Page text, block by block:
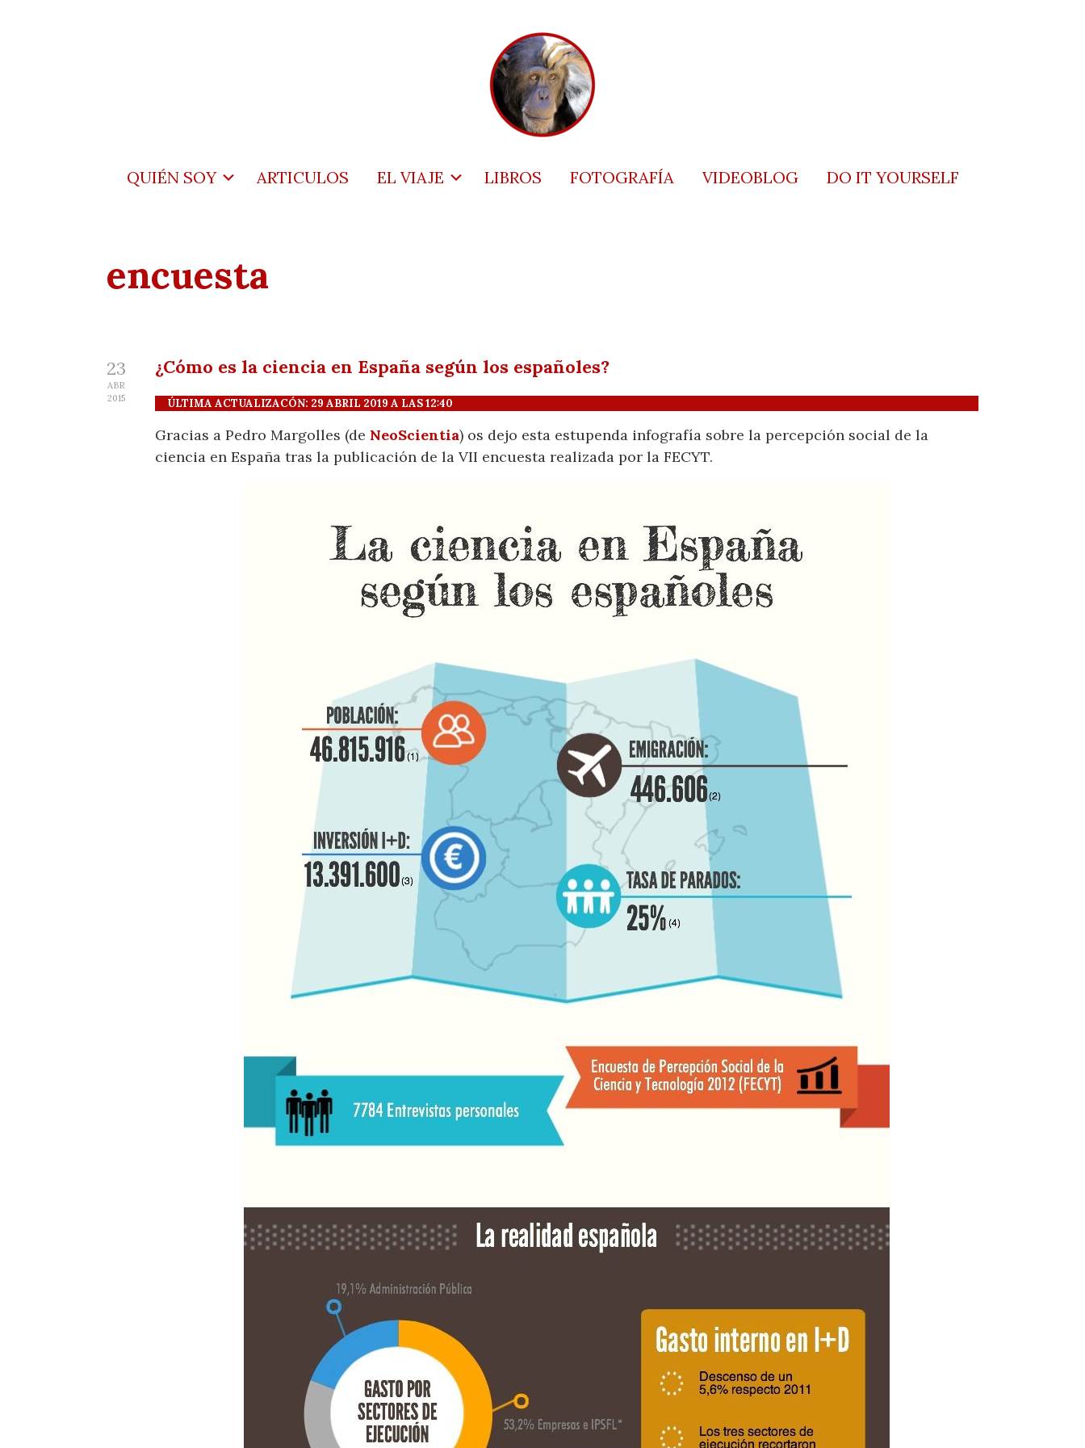
QUIÉN SOY ARTICULOS EL VIAJE LIBROS FOTOGRAFÍA VIDEOBLOG DO IT YOURSELF
encuesta
23
ABR
2015
¿Cómo es la ciencia en España según los españoles?
ÚLTIMA ACTUALIZACÓN: 29 ABRIL 2019 A LAS 12:40
Gracias a Pedro Margolles (de NeoScientia) os dejo esta estupenda infografía sobre la percepción social de la
ciencia en España tras la publicación de la VII encuesta realizada por la FECYT.